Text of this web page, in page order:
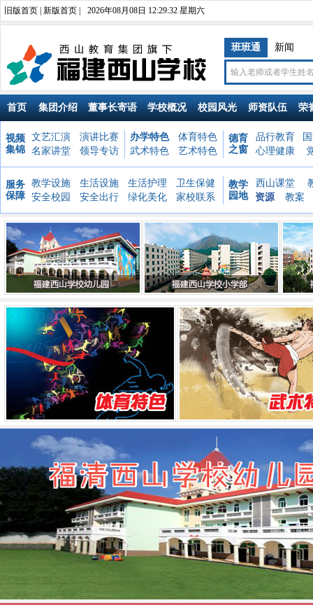
旧版首页 新版首页 2026年08月08日 12:29:35 星期六
班班通 新闻
首页 集团介绍 董事长寄语 学校概况 校园风光 师资队伍 荣
视频
集锦
文艺汇演
演讲比赛
名家讲堂
领导专访
办学特色
体育特色
武术特色
艺术特色
德育
之窗
品行教育
心理健康
服务
保障
教学设施 生活设施 生活护理
卫生保健
安全校园
安全出行 绿化美化 家校联系
教学
园地
西山课堂
资源
教案